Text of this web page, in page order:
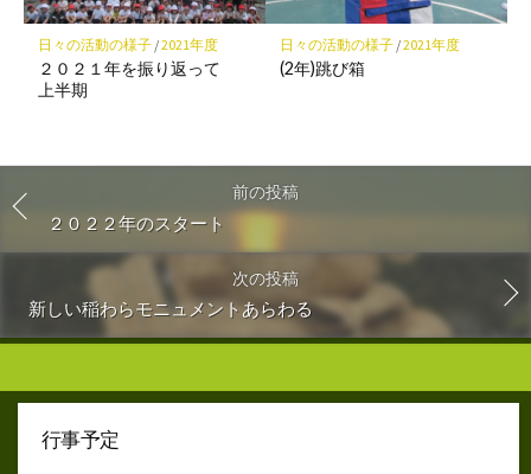
日々の活動の様子/2021年度
２０２１年を振り返って
上半期
日々の活動の様子/2021年度
(2年)跳び箱
前の投稿
２０２２年のスタート
次の投稿
新しい稲わらモニュメントあらわる
行事予定